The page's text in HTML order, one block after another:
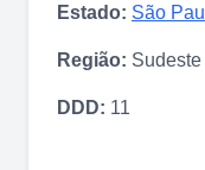
Estado: São
Região: Sudeste
DDD: 11